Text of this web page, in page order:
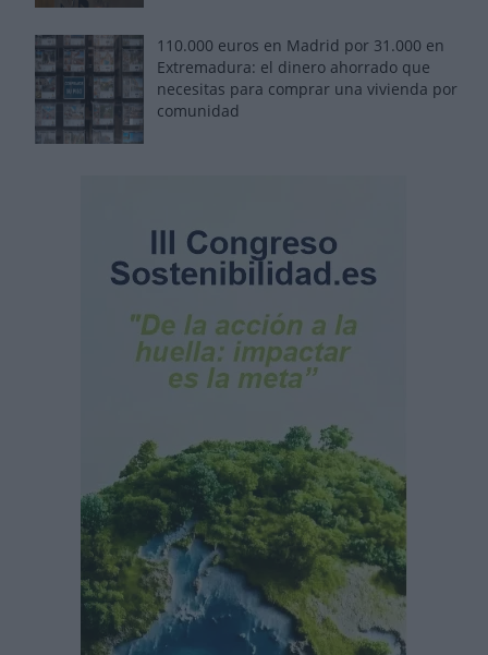
110.000 euros en Madrid por 31.000 en
Extremadura: el dinero ahorrado que
necesitas para comprar una vivienda por
comunidad